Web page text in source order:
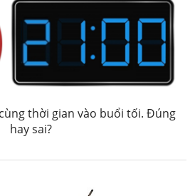
thời gian vào buổi tối. Đúng
hay sai?